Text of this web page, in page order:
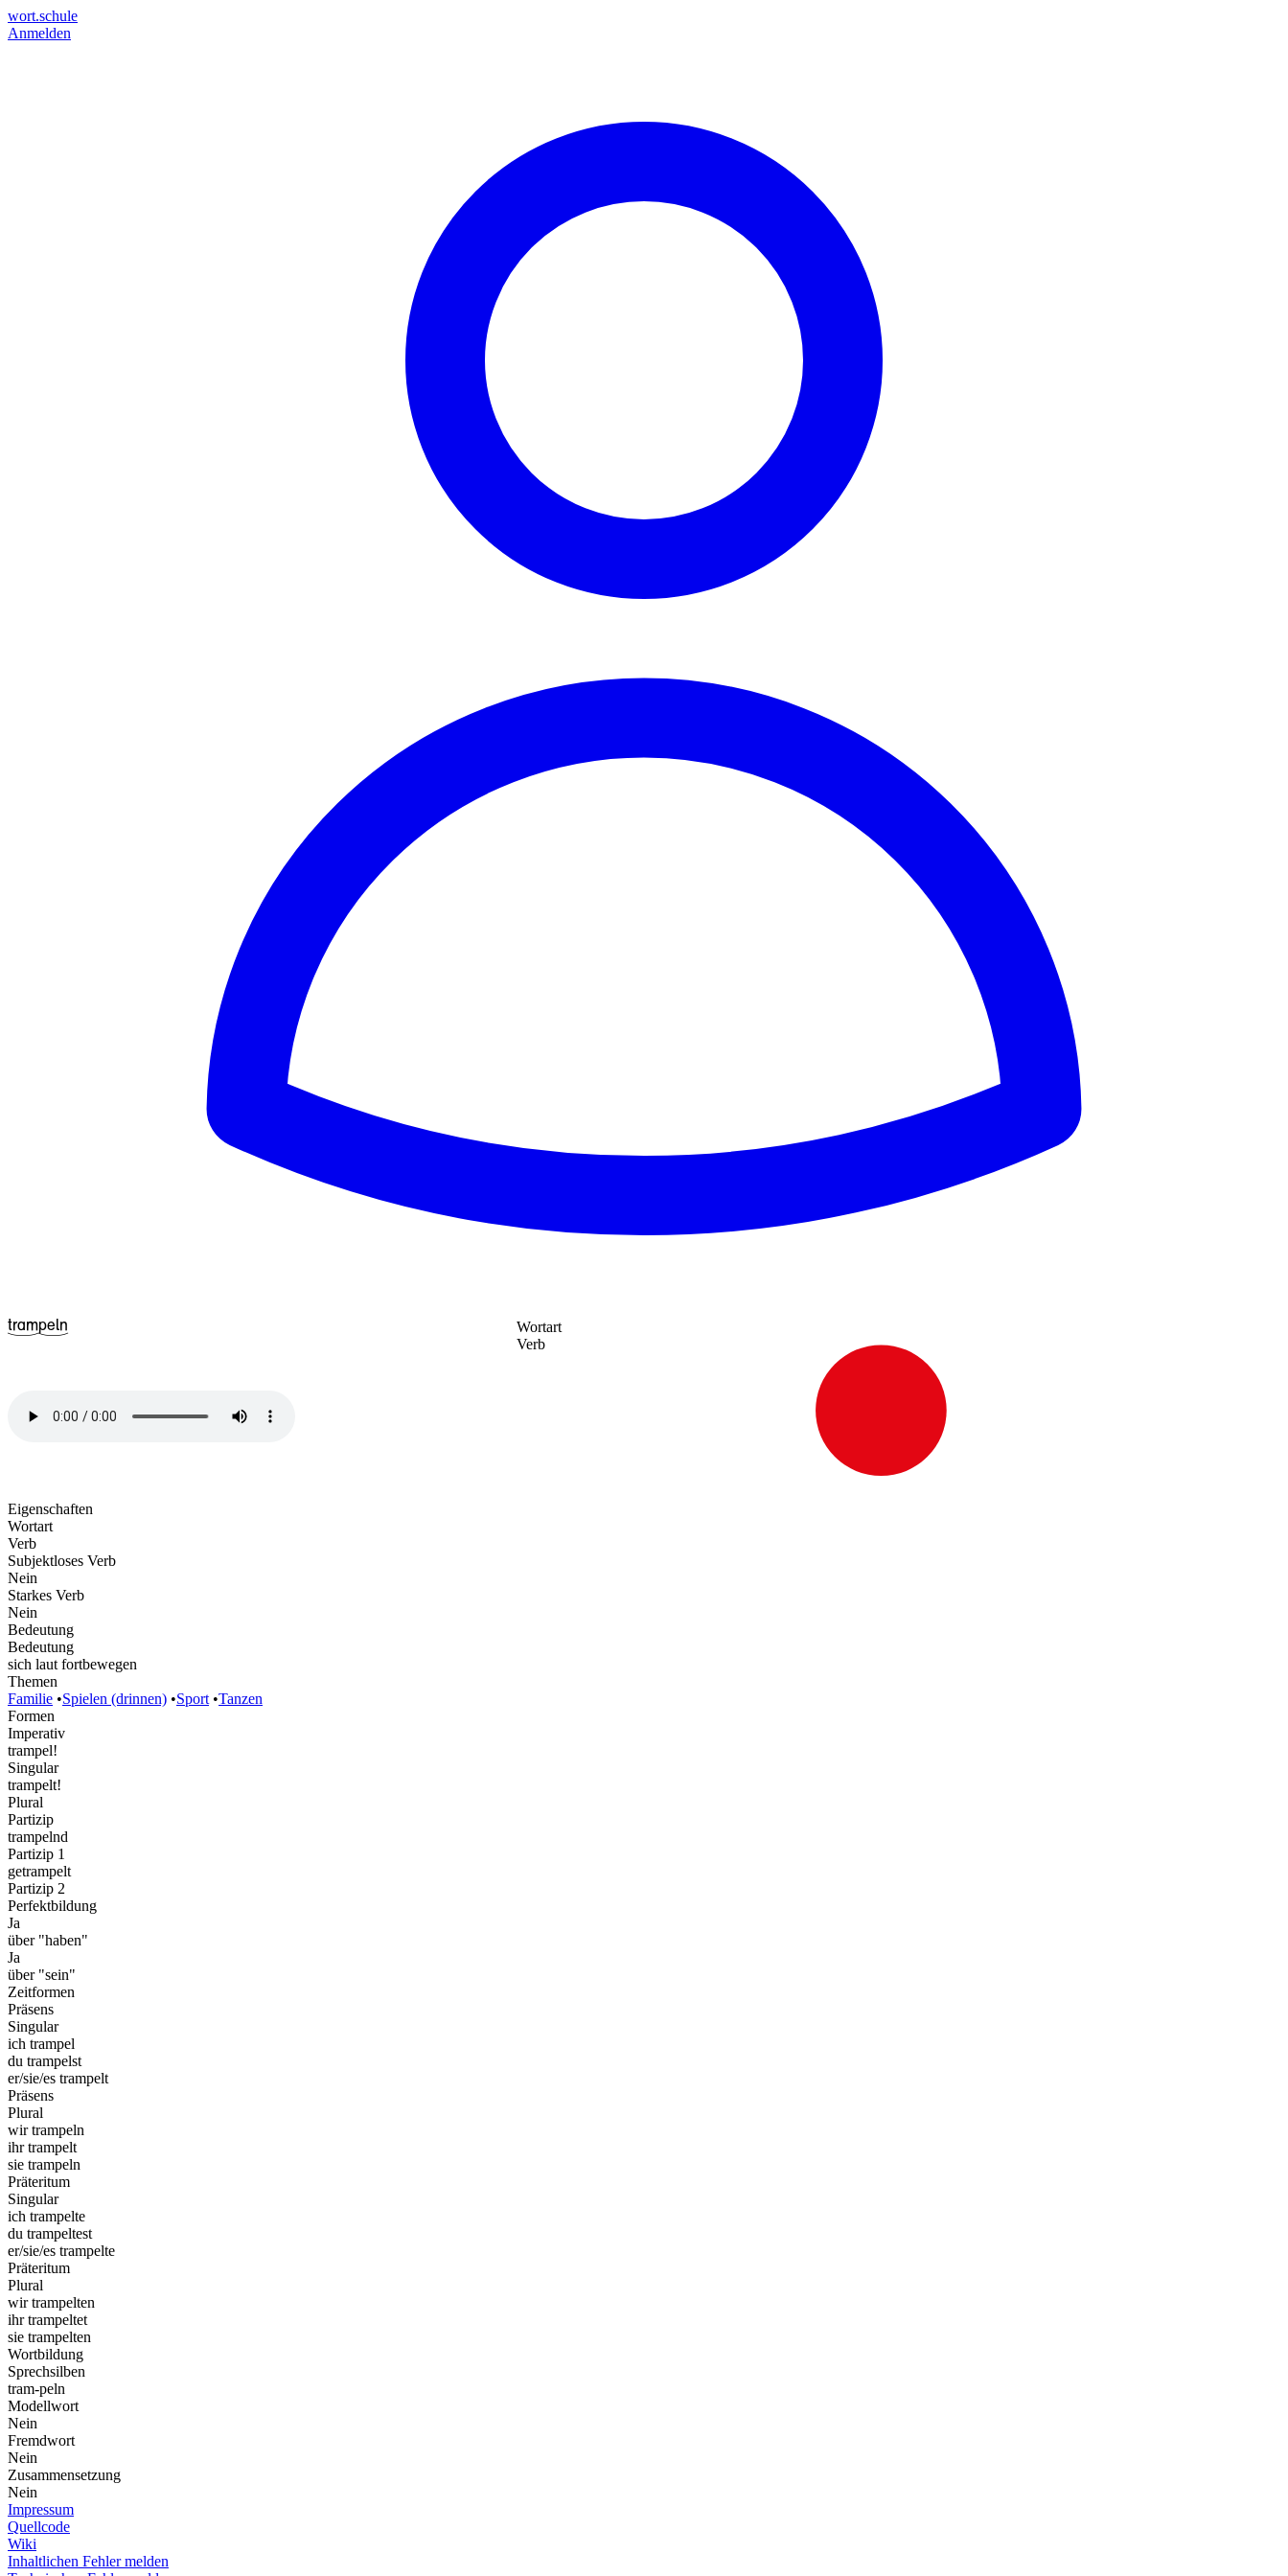
wort.schule
Anmelden
^26tram^25peln
Wortart
Verb
Eigenschaften
Wortart
Verb
Subjektloses Verb
Nein
Starkes Verb
Nein
Bedeutung
Bedeutung
sich laut fortbewegen
Themen
Familie •Spielen (drinnen) •Sport •Tanzen
Formen
Imperativ
trampel!
Singular
trampelt!
Plural
Partizip
trampelnd
Partizip 1
getrampelt
Partizip 2
Perfektbildung
Ja
über "haben"
Ja
über "sein"
Zeitformen
Präsens
Singular
ich trampel
du trampelst
er/sie/es trampelt
Präsens
Plural
wir trampeln
ihr trampelt
sie trampeln
Präteritum
Singular
ich trampelte
du trampeltest
er/sie/es trampelte
Präteritum
Plural
wir trampelten
ihr trampeltet
sie trampelten
Wortbildung
Sprechsilben
tram-peln
Modellwort
Nein
Fremdwort
Nein
Zusammensetzung
Nein
Impressum
Quellcode
Wiki
Inhaltlichen Fehler melden